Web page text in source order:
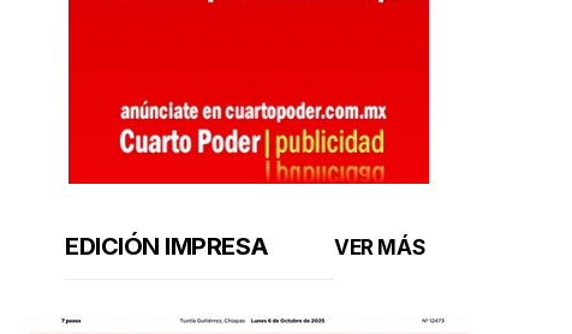
EDICIÓN IMPRESA VER MÁS